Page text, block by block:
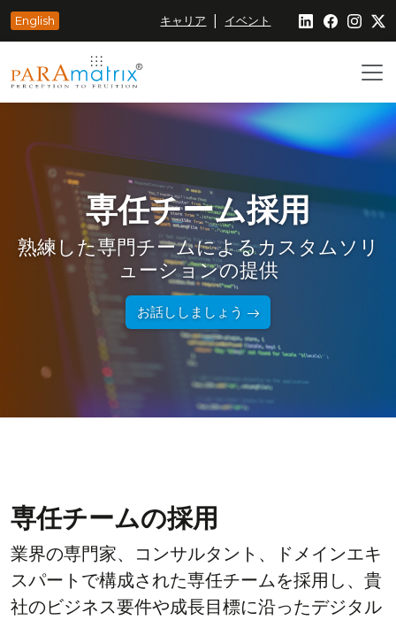
English キャリア イベント
専任チーム採用
熟練した専門チームによるカスタムソリ
ューションの提供
お話ししましょう
専任チームの採用
業界の専門家、コンサルタント、ドメインエキ
スパートで構成された専任チームを採用し、貴
社のビジネス要件や成長目標に沿ったデジタル